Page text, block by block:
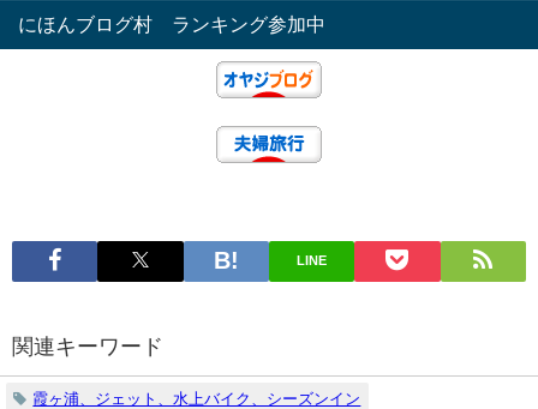
にほんブログ村 ランキング参加中
LINE
関連キーワード
霞ヶ浦、ジェット、水上バイク、シーズンイン